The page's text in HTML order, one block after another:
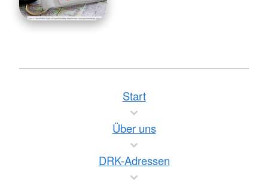
Start
Über uns
DRK-Adressen